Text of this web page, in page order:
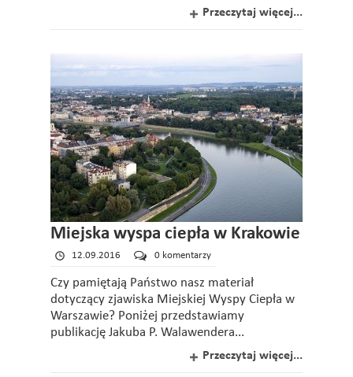
Przeczytaj więcej...
Miejska wyspa ciepła w Krakowie
12.09.2016 0 komentarzy
Czy pamiętają Państwo nasz materiał
dotyczący zjawiska Miejskiej Wyspy Ciepła w
Warszawie? Poniżej przedstawiamy
publikację Jakuba P. Walawendera...
Przeczytaj więcej...